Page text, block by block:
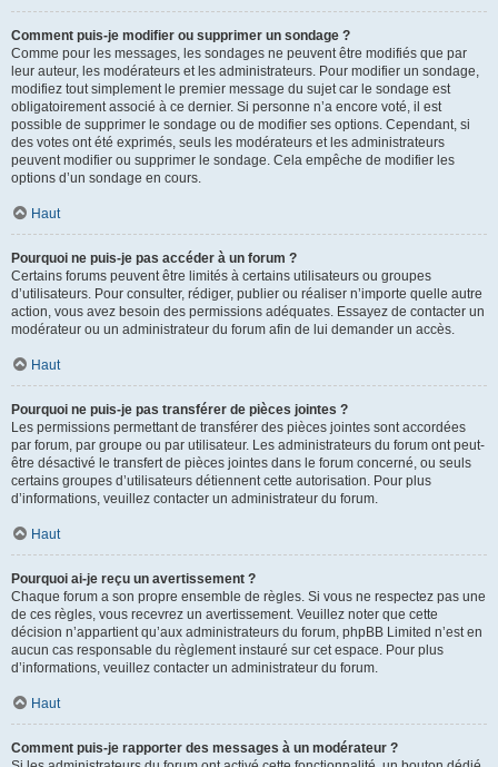
Comment puis-je modifier ou supprimer un sondage ?
Comme pour les messages, les sondages ne peuvent être modifiés que par
leur auteur, les modérateurs et les administrateurs. Pour modifier un sondage,
modifiez tout simplement le premier message du sujet car le sondage est
obligatoirement associé à ce dernier. Si personne n’a encore voté, il est
possible de supprimer le sondage ou de modifier ses options. Cependant, si
des votes ont été exprimés, seuls les modérateurs et les administrateurs
peuvent modifier ou supprimer le sondage. Cela empêche de modifier les
options d’un sondage en cours.
Haut
Pourquoi ne puis-je pas accéder à un forum ?
Certains forums peuvent être limités à certains utilisateurs ou groupes
d’utilisateurs. Pour consulter, rédiger, publier ou réaliser n’importe quelle autre
action, vous avez besoin des permissions adéquates. Essayez de contacter un
modérateur ou un administrateur du forum afin de lui demander un accès.
Haut
Pourquoi ne puis-je pas transférer de pièces jointes ?
Les permissions permettant de transférer des pièces jointes sont accordées
par forum, par groupe ou par utilisateur. Les administrateurs du forum ont peut-
être désactivé le transfert de pièces jointes dans le forum concerné, ou seuls
certains groupes d’utilisateurs détiennent cette autorisation. Pour plus
d’informations, veuillez contacter un administrateur du forum.
Haut
Pourquoi ai-je reçu un avertissement ?
Chaque forum a son propre ensemble de règles. Si vous ne respectez pas une
de ces règles, vous recevrez un avertissement. Veuillez noter que cette
décision n’appartient qu’aux administrateurs du forum, phpBB Limited n’est en
aucun cas responsable du règlement instauré sur cet espace. Pour plus
d’informations, veuillez contacter un administrateur du forum.
Haut
Comment puis-je rapporter des messages à un modérateur ?